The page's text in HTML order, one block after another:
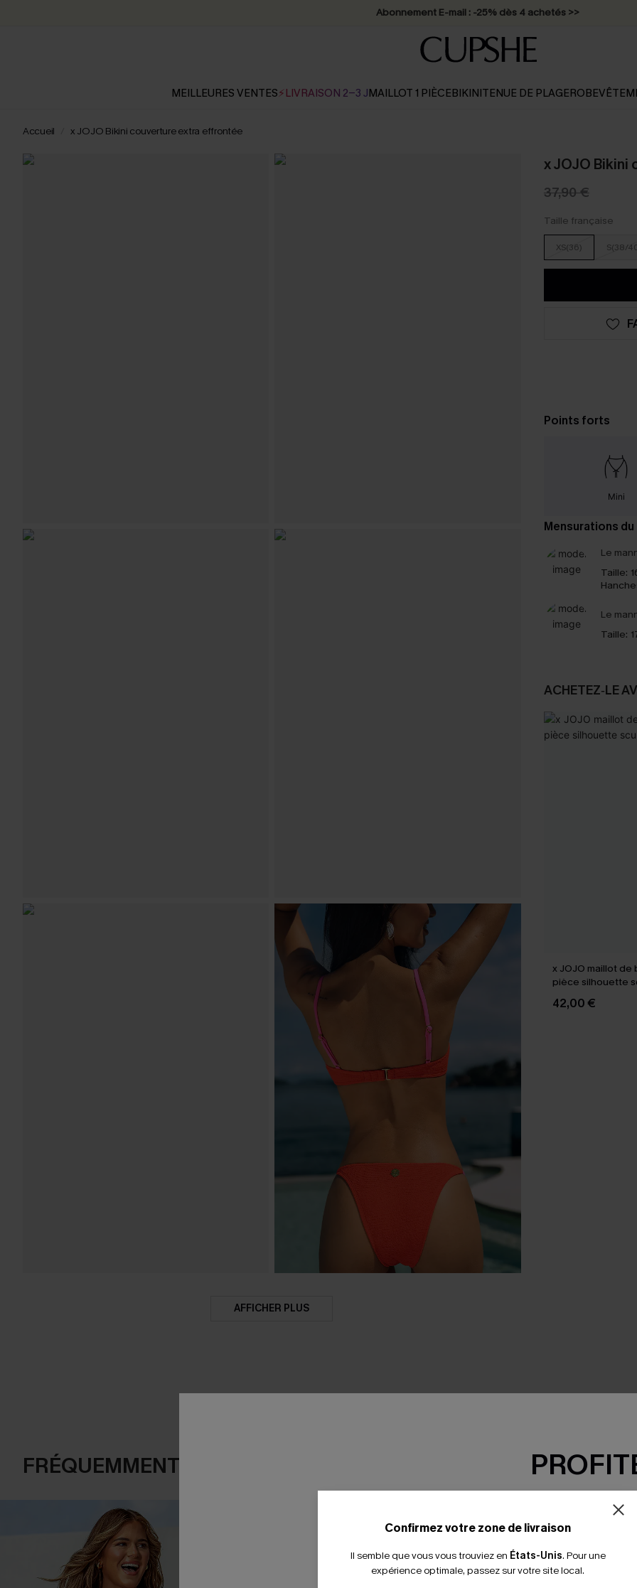
Abonnement E-mail : -25% dès 4 achetés >>
MEILLEURES VENTES⚡LIVRAISON 2-3 JMAILLOT 1 PIÈCEBIKINITENUE DE PLAGEROBE
Accueil x JOJO Bikini couverture extra effrontée
AFFICHER PLUS
x JOJO
37,90 €
Taille française
XS(36) S(38/
Points forts
Mini
Mensurations
Le
Taille:
Le
Taille:
ACHETEZ‑LE
x JOJO maillot de
pièce silhouette
42,00 €
FRÉQUEMMENT ACHETÉS ENSEMBLE
Confirmez votre zone de livraison
Il semble que vous vous trouviez en États-Unis. Pour une
expérience optimale, passez sur votre site local.
-15% dès 2
*Un code par